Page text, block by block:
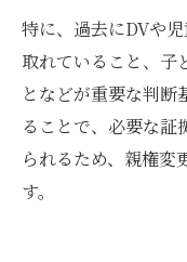
特に、過去にDVや
取れていること、子
となどが重要な判断
ることで、必要な証
られるため、親権変
す。